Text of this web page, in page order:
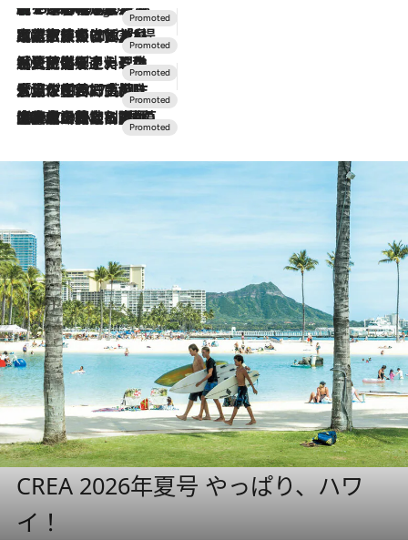
2 Hours Ago
【トンボの足水浴】ヒノキの香りに包まれて涼感マックス！約13℃の湧水かけ流しを避暑地「星野温泉 トンボの湯」で体験
2026.7.31
【ホテル帰省】という選択肢をOMOが提案。家族とほどよい距離を保つには「昼は実家、夜は気兼ねなくホテルで！」
2026.7.24
【夏限定ディナーコース】旬を迎える稚鮎や花ズッキーニなどをイタリア・トスカーナの郷土料理の手法で満喫！
2026.7.17
「土佐和ハーブかき氷」がOMO7高知に登場！生姜、山椒、大葉など目にも舌にも涼を呼ぶ郷土の味
2026.7.10
NEW OPEN！【界 草津】名湯の地に誕生。趣の異なる2種の温泉と上州ならではの会席・蕎麦割烹など美食を味わう究極の癒やし旅
CREA 2026年夏号 やっぱり、ハワ
イ！